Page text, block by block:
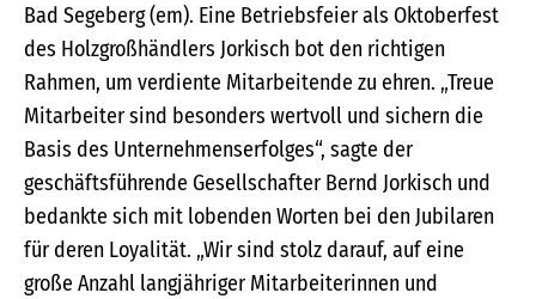
Bad Segeberg (em). Eine Betriebsfeier als Oktoberfest
des Holzgroßhändlers Jorkisch bot den richtigen
Rahmen, um verdiente Mitarbeitende zu ehren. „Treue
Mitarbeiter sind besonders wertvoll und sichern die
Basis des Unternehmenserfolges“, sagte der
geschäftsführende Gesellschafter Bernd Jorkisch und
bedankte sich mit lobenden Worten bei den Jubilaren
für deren Loyalität. „Wir sind stolz darauf, auf eine
große Anzahl langjähriger Mitarbeiterinnen und